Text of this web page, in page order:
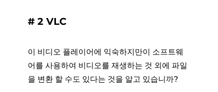
# 2 VLC
이 비디오 플레이어에 익숙하지만이 소프트웨
어를 사용하여 비디오를 재생하는 것 외에 파일
을 변환 할 수도 있다는 것을 알고 있습니까?